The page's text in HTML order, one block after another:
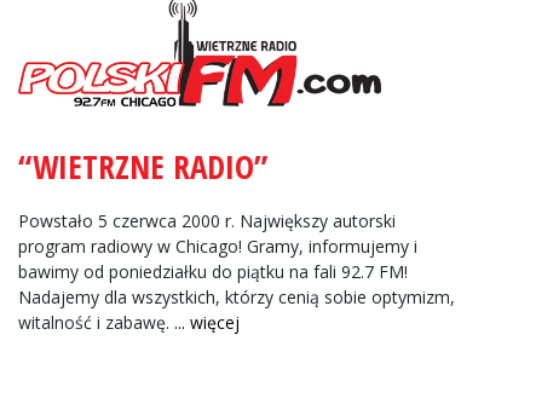
“WIETRZNE RADIO”
Powstało 5 czerwca 2000 r. Największy autorski
program radiowy w Chicago! Gramy, informujemy i
bawimy od poniedziałku do piątku na fali 92.7 FM!
Nadajemy dla wszystkich, którzy cenią sobie optymizm,
witalność i zabawę. ... więcej
Sport Polonijny
Informacje Giełdowe